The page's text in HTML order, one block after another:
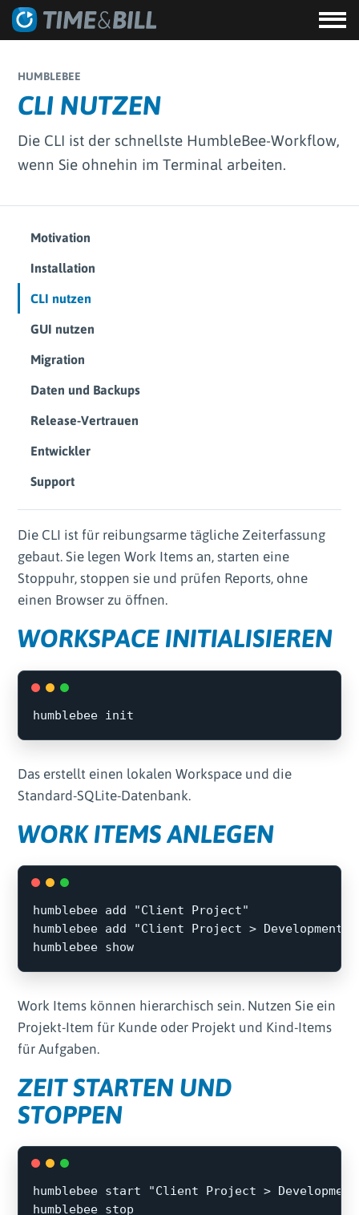
HUMBLEBEE
CLI NUTZEN
Die CLI ist der schnellste HumbleBee-Workflow,
wenn Sie ohnehin im Terminal arbeiten.
Motivation
Installation
CLI nutzen
GUI nutzen
Migration
Daten und Backups
Release-Vertrauen
Entwickler
Support
Die CLI ist für reibungsarme tägliche Zeiterfassung
gebaut. Sie legen Work Items an, starten eine
Stoppuhr, stoppen sie und prüfen Reports, ohne
einen Browser zu öffnen.
WORKSPACE INITIALISIEREN
Das erstellt einen lokalen Workspace und die
Standard-SQLite-Datenbank.
WORK ITEMS ANLEGEN
humblebee add "Client Project"
humblebee add "Client Project > Development"
Work Items können hierarchisch sein. Nutzen Sie ein
Projekt-Item für Kunde oder Projekt und Kind-Items
für Aufgaben.
ZEIT STARTEN UND
STOPPEN
humblebee start "Client Project >